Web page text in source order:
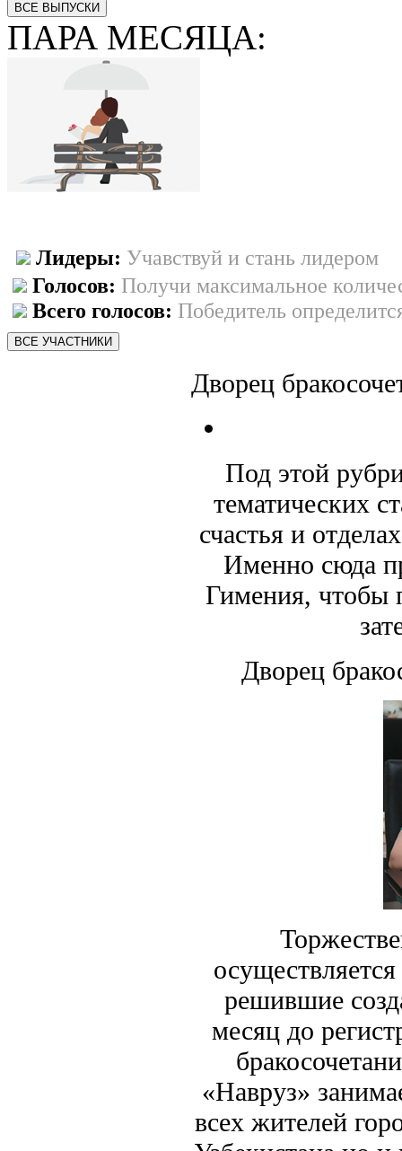
ВСЕ ВЫПУСКИ
ПАРА МЕСЯЦА:
Лидеры: Учавствуй и стань лидером
Голосов: Получи максимальное
Всего голосов: Победитель
ВСЕ УЧАСТНИКИ
Дворец
Под этой
тематических
счастья и
Именно сюда
Гимения, чтобы
Дворец
решившие
месяц до
«Навруз»
всех жителей